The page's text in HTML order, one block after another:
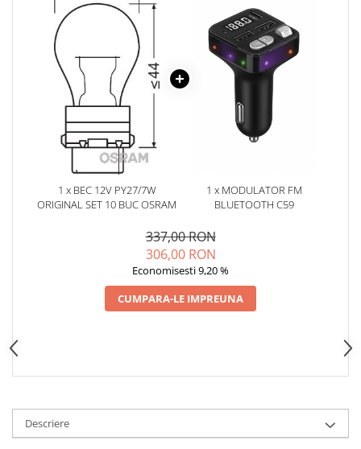
Pompa Spalator Parbriz
Accesorii Camioane
Lampi si Proiectoare Camion
Marcaje si Echipamente de
Siguranta
Accesorii Cabina Camion
Echipamente Electrice si
Pneumatice
Echipamente ADR si Utilitare
Aditivi Ulei Motor
Aditivi DPF, Sistem Racire si
Antigel
Spray Curatare Frane
Lubrifianti si Spray-uri de Curatare
1 x BEC 12V PY27/7W
ORIGINAL SET 10 BUC OSRAM
1 x MODULATOR FM
BLUETOOTH C59
337,00 RON
306,00 RON
Economisesti 9,20 %
CUMPARA-LE IMPREUNA
Descriere